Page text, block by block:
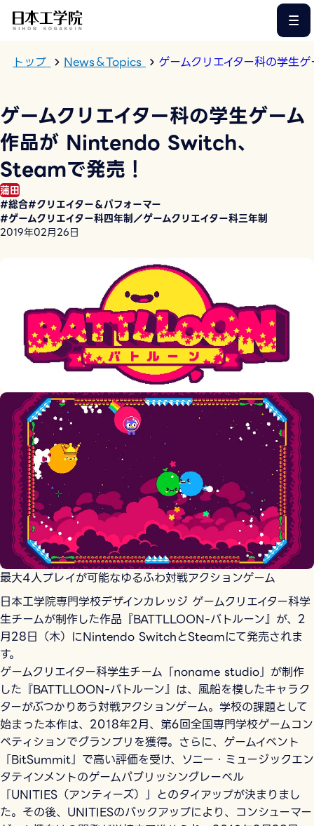
トップ News＆Topics ゲームクリエイター科の学
ゲームクリエイター科の学生ゲーム
作品が Nintendo Switch、
Steamで発売！
蒲田
#総合#クリエイター＆パフォーマー
#ゲームクリエイター科四年制／ゲームクリエイター科三年制
2019年02月26日
最大4人プレイが可能なゆるふわ対戦アクションゲーム
日本工学院専門学校デザインカレッジ ゲームクリエイター科学
生チームが制作した作品『BATTLLOON-バトルーン』が、2
月28日（木）にNintendo SwitchとSteamにて発売されま
す。
ゲームクリエイター科学生チーム「noname studio」が制作
した『BATTLLOON-バトルーン』は、風船を模したキャラク
ターがぶつかりあう対戦アクションゲーム。学校の課題として
始まった本作は、2018年2月、第6回全国専門学校ゲームコン
ペティションでグランプリを獲得。さらに、ゲームイベント
「BitSummit」で高い評価を受け、ソニー・ミュージックエン
タテインメントのゲームパブリッシングレーベル
「UNITIES（アンティーズ）」とのタイアップが決まりまし
た。その後、UNITIESのバックアップにより、コンシューマー